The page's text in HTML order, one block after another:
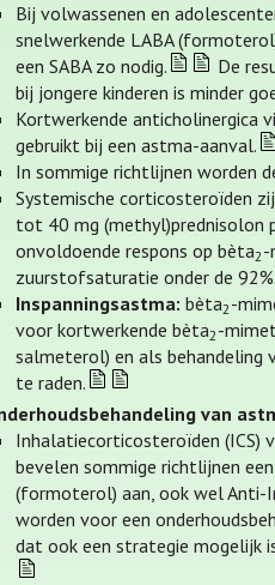
Bij volwassenen en
snelwerkende LABA
een SABA zo nodig.
De
bij jongere kinderen is minder
Kortwerkende anticholinergica
gebruikt bij een astma-aanval.
In sommige richtlijnen worden
Systemische corticosteroïden
tot 40 mg (methyl)prednisolon
onvoldoende respons op bèta2-
zuurstofsaturatie onder de 92%.
Inspanningsastma: bèta2-
voor kortwerkende bèta2-
salmeterol) en als behandeling
te raden.
van
Inhalatiecorticosteroïden (ICS)
bevelen sommige richtlijnen
(formoterol) aan, ook wel Anti-
worden voor een
dat ook een strategie mogelijk